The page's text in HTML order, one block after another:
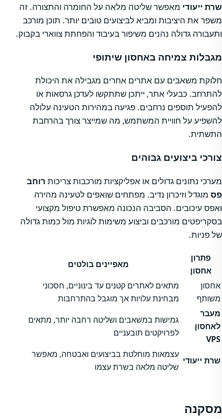
שרת ייעודי מאפשר שליטה מלאה על החומרה והתצורה. זה
משפר את היציבות ומביא לביצועים טובים יותר. תוכן מורכב
ותעבורה גדולה נהנים משיפור בעיבוד והפחתת צווארי בקבוק.
מגבלות צמיחה באחסון שיתופי
חלוקת משאבים עם אתרים אחרים מגבילה את היכולת
להתרחב. כבעלי אתר, ייתכן שתתקשו לעדכן גרסאות או
להפעיל תוספים נרחבים. פגיעה במהירות הטעינה עלולה
להשפיע על חוויית המשתמש, מה שמייצר צורך בהרחבת
התשתית.
צורכי ביצועים גבוהים
מערכי נתונים גדולים או אפליקציות מורכבות צריכות רוחב
פס מוגדל וזיכרון נדיב. מפתחים שואפים לטעינה מהירה
ואפס עיכובים. הסביבה הנכונה מאפשרת טיפול מקצועי
בסקריפטים מורכבים וביצוע משימות לוגיות מול כמות גדולה
של פניות.
פתרון
אחסון
מאפיינים בולטים
אחסון
משותף
מתאים לאתרים קטנים עד בינוניים, חסכוני
מבחינת עלויות אך מוגבל בהתרחבות
מעבר
לאחסון
VPS
גמישות במשאבים ושליטה רחבה יותר, מתאים
לפרויקטים תובעניים
שרת ייעודי
עצמאות מוחלטת בביצועים ואבטחה, מאפשר
שליטה מלאה בשרת עצמו
מסקנה